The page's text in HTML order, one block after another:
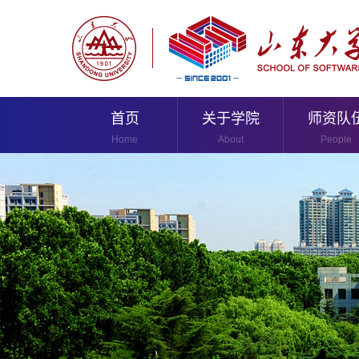
首页
Home
关于学院
About
师资队
People